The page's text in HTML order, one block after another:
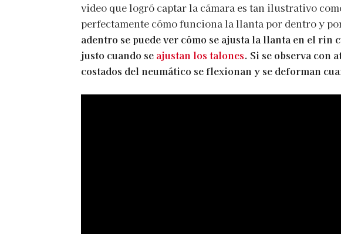
video que logró captar la cámara es tan ilustrativo
perfectamente cómo funciona la llanta por dentro y
adentro se puede ver cómo se ajusta la llanta en el rin
justo cuando se ajustan los talones. Si se observa con
costados del neumático se flexionan y se deforman